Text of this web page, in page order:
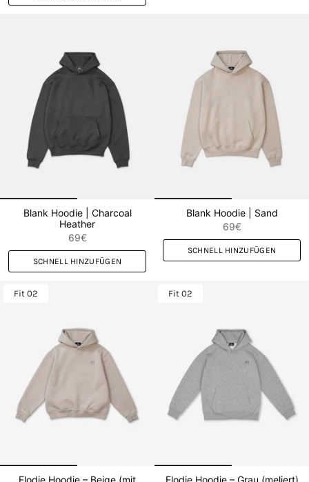
Blank Hoodie | Charcoal
Heather
69€
SCHNELL HINZUFÜGEN
Blank Hoodie | Sand
69€
SCHNELL HINZUFÜGEN
Fit 02
Elodie Hoodie – Beige (mit
Fit 02
Elodie Hoodie – Grau (meliert)